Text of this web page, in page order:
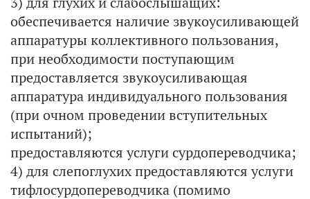
обеспечивается наличие звукоусиливающей
аппаратуры коллективного пользования,
при необходимости поступающим
предоставляется звукоусиливающая
аппаратура индивидуального пользования
(при очном проведении вступительных
испытаний);
предоставляются услуги сурдопереводчика;
4) для слепоглухих предоставляются услуги
тифлосурдопереводчика (помимо